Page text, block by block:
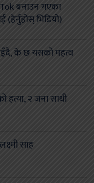
बनाउन गएका
भिडियो)
के छ यसको महत्व
हत्या, २ जना साथी
साह